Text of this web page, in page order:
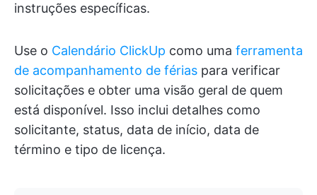
instruções específicas.
Use o Calendário ClickUp como uma ferramenta
de acompanhamento de férias para verificar
solicitações e obter uma visão geral de quem
está disponível. Isso inclui detalhes como
solicitante, status, data de início, data de
término e tipo de licença.